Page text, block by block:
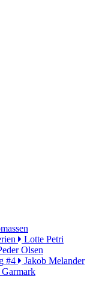
Lotte Petri
Olsen
#4
Jakob Melander